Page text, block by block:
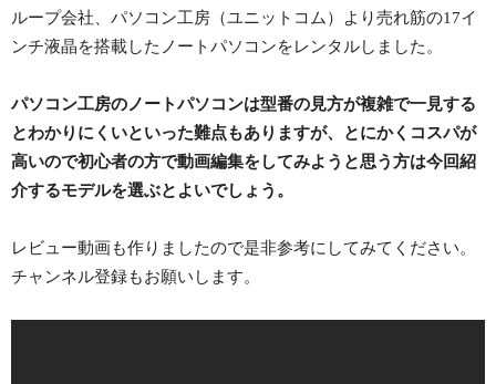
ループ会社、パソコン工房（ユニットコム）より売れ筋の17イ
ンチ液晶を搭載したノートパソコンをレンタルしました。
パソコン工房のノートパソコンは型番の見方が複雑で一見する
とわかりにくいといった難点もありますが、とにかくコスパが
高いので初心者の方で動画編集をしてみようと思う方は今回紹
介するモデルを選ぶとよいでしょう。
レビュー動画も作りましたので是非参考にしてみてください。
チャンネル登録もお願いします。